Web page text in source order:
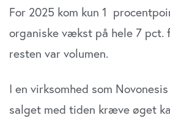
For 2025 kom kun 1
organiske vækst på hele 7 pct.
resten var volumen.
I en virksomhed som
salget med tiden kræve øget